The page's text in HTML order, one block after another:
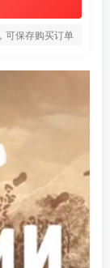
可保存购买订单